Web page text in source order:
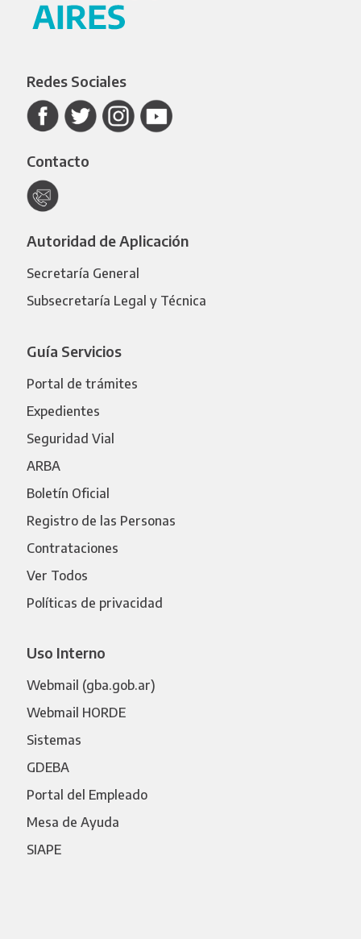
Redes Sociales
Contacto
Autoridad de Aplicación
Secretaría General
Subsecretaría Legal y Técnica
Guía Servicios
Portal de trámites
Expedientes
Seguridad Vial
ARBA
Boletín Oficial
Registro de las Personas
Contrataciones
Ver Todos
Políticas de privacidad
Uso Interno
Webmail (gba.gob.ar)
Webmail HORDE
Sistemas
GDEBA
Portal del Empleado
Mesa de Ayuda
SIAPE